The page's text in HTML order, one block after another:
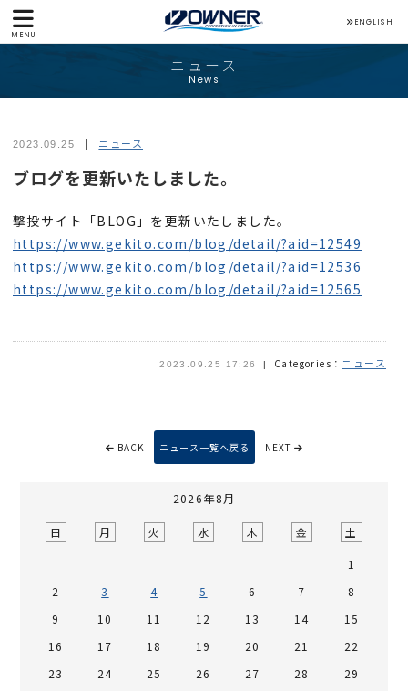
MENU
ENGLISH
ニュース
News
2023.09.25 ニュース
ブログを更新いたしました。
撃投サイト「BLOG」を更新いたしました。
https://www.gekito.com/blog/detail/?aid=12549
https://www.gekito.com/blog/detail/?aid=12536
https://www.gekito.com/blog/detail/?aid=12565
2023.09.25 17:26 Categories： ニュース
BACK ニュース一覧へ戻る NEXT
2026年8月
日 月 火 水 木 金 土
1
2
3 4 5 6 7
8
9
10 11 12 13 14
15
16
17 18 19 20 21
22
23
24 25 26 27 28
29